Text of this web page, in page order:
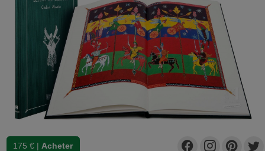
175 € | Acheter